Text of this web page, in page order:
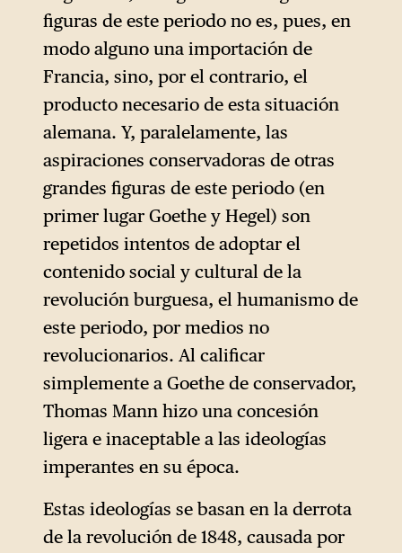
figuras de este periodo no es, pues, en
modo alguno una importación de
Francia, sino, por el contrario, el
producto necesario de esta situación
alemana. Y, paralelamente, las
aspiraciones conservadoras de otras
grandes figuras de este periodo (en
primer lugar Goethe y Hegel) son
repetidos intentos de adoptar el
contenido social y cultural de la
revolución burguesa, el humanismo de
este periodo, por medios no
revolucionarios. Al calificar
simplemente a Goethe de conservador,
Thomas Mann hizo una concesión
ligera e inaceptable a las ideologías
imperantes en su época.
Estas ideologías se basan en la derrota
de la revolución de 1848, causada por